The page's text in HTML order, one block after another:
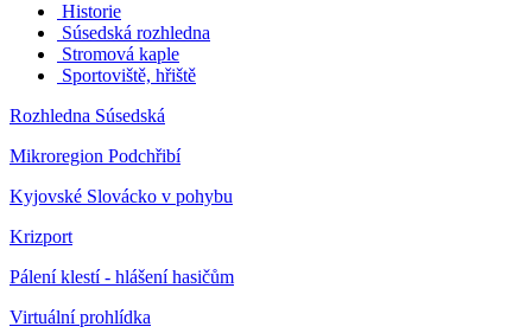
Historie
Súsedská rozhledna
Stromová kaple
Sportoviště, hřiště
Rozhledna Súsedská
Mikroregion Podchřibí
Kyjovské Slovácko v pohybu
Krizport
Pálení klestí - hlášení hasičům
Virtuální prohlídka